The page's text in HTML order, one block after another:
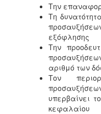
Την
Τη
εξόφλησης
Την
αριθμό των
Τον
υπερβαίνει
κεφαλαίου